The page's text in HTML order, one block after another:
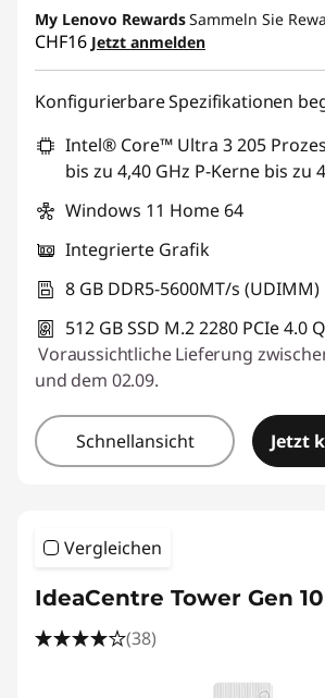
eCoupon :SALES
My Lenovo RewardsSammeln Sie
CHF16 Jetzt anmelden
Konfigurierbare Spezifikationen
Intel® Core™ Ultra 3 205
bis zu 4,40 GHz P-Kerne bis zu
Windows 11 Home 64
Integrierte Grafik
8 GB DDR5-5600MT/s (UDIMM)
512 GB SSD M.2 2280 PCIe 4.0
Voraussichtliche Lieferung
und dem 02.09.
Schnellansicht Jetzt
Vergleichen
IdeaCentre Tower Gen
(38)